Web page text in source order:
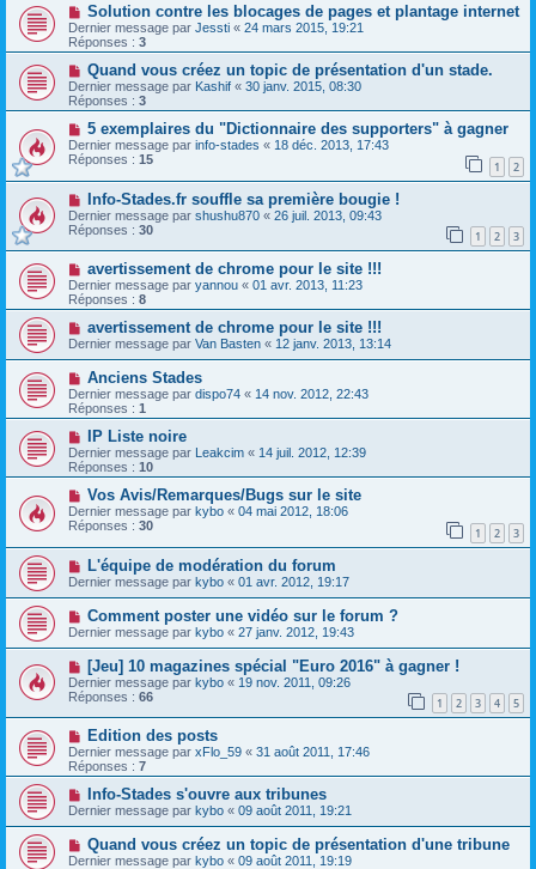
Solution contre les blocages de pages et plantage internet
Dernier message par Jessti « 24 mars 2015, 19:21
Réponses : 3
Quand vous créez un topic de présentation d'un stade.
Dernier message par Kashif « 30 janv. 2015, 08:30
Réponses : 3
5 exemplaires du "Dictionnaire des supporters" à gagner
Dernier message par info-stades « 18 déc. 2013, 17:43
Réponses : 15 1 2
Info-Stades.fr souffle sa première bougie !
Dernier message par shushu870 « 26 juil. 2013, 09:43
Réponses : 30 1 2 3
avertissement de chrome pour le site !!!
Dernier message par yannou « 01 avr. 2013, 11:23
Réponses : 8
avertissement de chrome pour le site !!!
Dernier message par Van Basten « 12 janv. 2013, 13:14
Anciens Stades
Dernier message par dispo74 « 14 nov. 2012, 22:43
Réponses : 1
IP Liste noire
Dernier message par Leakcim « 14 juil. 2012, 12:39
Réponses : 10
Vos Avis/Remarques/Bugs sur le site
Dernier message par kybo « 04 mai 2012, 18:06
Réponses : 30 1 2 3
L'équipe de modération du forum
Dernier message par kybo « 01 avr. 2012, 19:17
Comment poster une vidéo sur le forum ?
Dernier message par kybo « 27 janv. 2012, 19:43
[Jeu] 10 magazines spécial "Euro 2016" à gagner !
Dernier message par kybo « 19 nov. 2011, 09:26
Réponses : 66 1 2 3 4 5
Edition des posts
Dernier message par xFlo_59 « 31 août 2011, 17:46
Réponses : 7
Info-Stades s'ouvre aux tribunes
Dernier message par kybo « 09 août 2011, 19:21
Quand vous créez un topic de présentation d'une tribune
Dernier message par kybo « 09 août 2011, 19:19